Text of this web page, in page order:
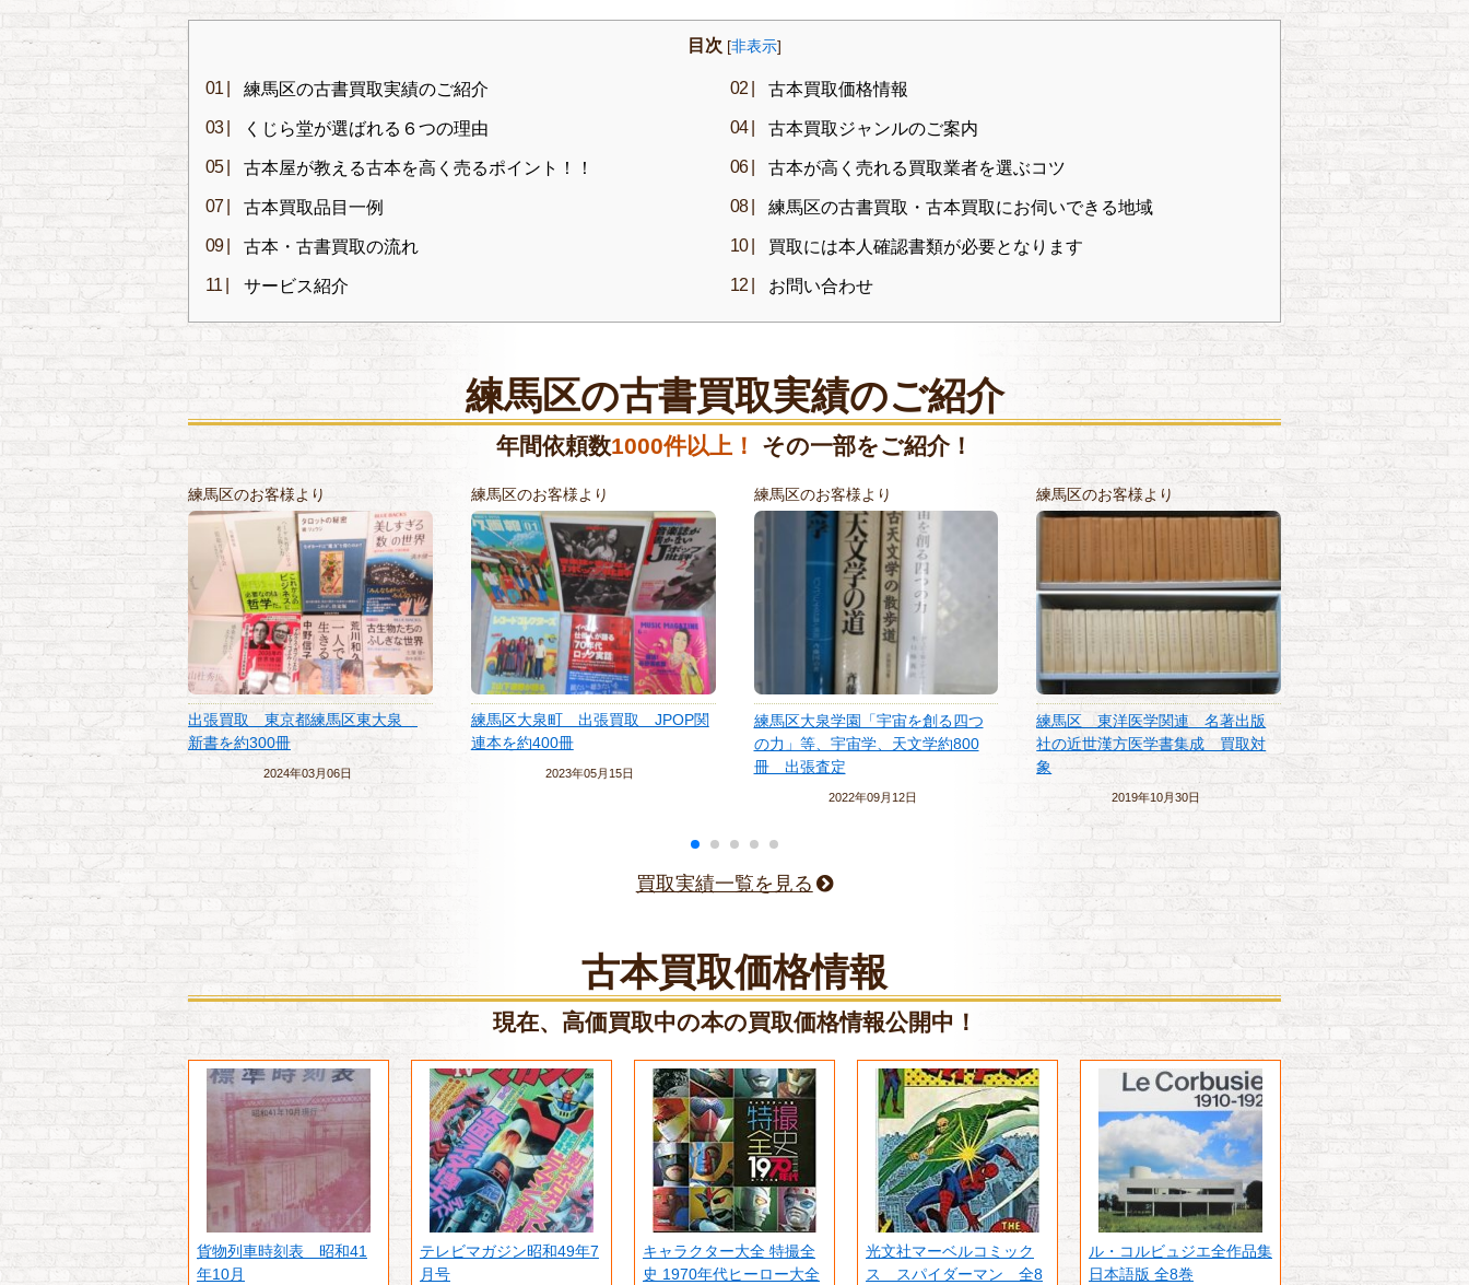
目次 [非表示]
練馬区の古書買取実績のご紹介 古本買取価格情報
くじら堂が選ばれる６つの理由 古本買取ジャンルのご案内
古本屋が教える古本を高く売るポイント！！ 古本が高く売れる買取業者を選ぶコツ
古本買取品目一例 練馬区の古書買取・古本買取にお伺いできる地域
古本・古書買取の流れ 買取には本人確認書類が必要となります
サービス紹介 お問い合わせ
練馬区の古書買取実績のご紹介
年間依頼数1000件以上！ その一部をご紹介！
練馬区のお客様より
出張買取 東京都練馬区東大泉
新書を約300冊
2024年03月06日
練馬区のお客様より
練馬区大泉町 出張買取 JPOP関
連本を約400冊
2023年05月15日
練馬区のお客様より
練馬区大泉学園「宇宙を創る四つ
の力」等、宇宙学、天文学約800
冊 出張査定
2022年09月12日
練馬区のお客様より
練馬区 東洋医学関連 名著出版
社の近世漢方医学書集成 買取対
象
2019年10月30日
【出張買取】磯崎新
クロッキーなどの
買取実績一覧を見る
古本買取価格情報
現在、高価買取中の本の買取価格情報公開中！
貨物列車時刻表 昭和41
年10月
テレビマガジン昭和49年7
月号
キャラクター大全 特撮全
史 1970年代ヒーロー大全
光文社マーベルコミック
ス スパイダーマン 全8
ル・コルビュジエ全作品集
日本語版 全8巻